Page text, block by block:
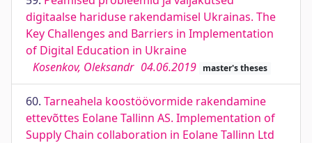
digitaalse hariduse rakendamisel Ukrainas. The
Key Challenges and Barriers in Implementation
of Digital Education in Ukraine
Kosenkov, Oleksandr 04.06.2019 master's theses
60. Tarneahela koostöövormide rakendamine
ettevõttes Eolane Tallinn AS. Implementation of
Supply Chain collaboration in Eolane Tallinn Ltd